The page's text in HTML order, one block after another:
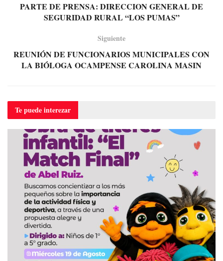
PARTE DE PRENSA: DIRECCION GENERAL DE
SEGURIDAD RURAL “LOS PUMAS”
Siguiente
REUNIÓN DE FUNCIONARIOS MUNICIPALES CON
LA BIÓLOGA OCAMPENSE CAROLINA MASIN
Te puedeinterezar